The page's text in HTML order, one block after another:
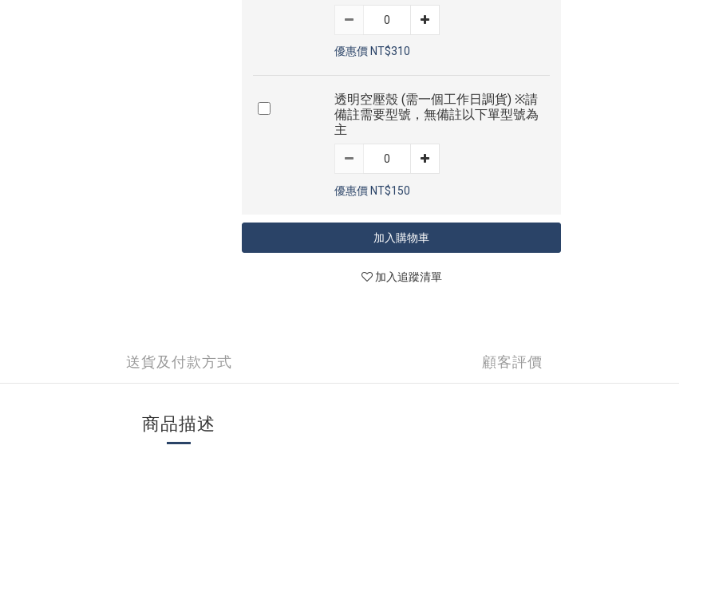
優惠價 NT$310
透明空壓殼 (需一個工作日調貨) ※請
備註需要型號，無備註以下單型號為
主
優惠價 NT$150
加入購物車
加入追蹤清單
送貨及付款方式 顧客評價
商品描述